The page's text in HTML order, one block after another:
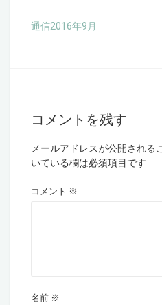
通信2016年9月
コメントを残す
メールアドレスが公開される
いている欄は必須項目です
コメント ※
名前 ※